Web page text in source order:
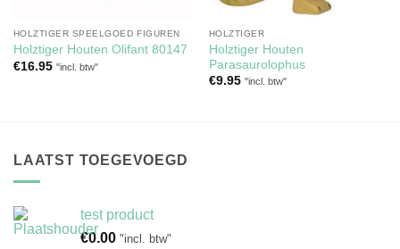
HOLZTIGER SPEELGOED FIGUREN
Holztiger Houten Olifant 80147
€16.95 "incl. btw"
HOLZTIGER
Holztiger Houten
Parasaurolophus
€9.95 "incl. btw"
LAATST TOEGEVOEGD
test product
€0.00 "incl. btw"